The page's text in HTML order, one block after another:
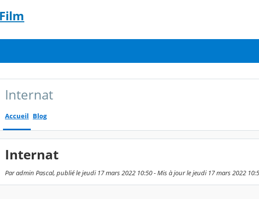
Internat
Accueil Blog
Internat
Par admin Pascal, publié le jeudi 17 mars 2022 10:50 - Mis à jour le jeudi 17 mars 2022